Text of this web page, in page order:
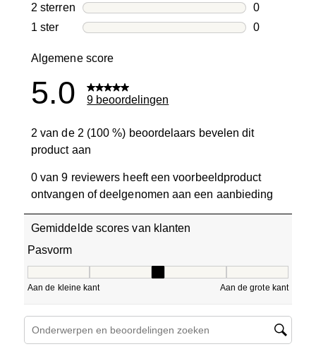
0
2 sterren sterren
0
0
1 ster sterren
0
Algemene score
5.0 9 beoordelingen
2 van de 2 (100 %) beoordelaars bevelen dit
product aan
0 van 9 reviewers heeft een voorbeeldproduct
ontvangen of deelgenomen aan een aanbieding
Gemiddelde scores van klanten
Pasvorm
Aan de kleine kant Aan de grote kant
Onderwerpen en beoordelingen zoeken per regio